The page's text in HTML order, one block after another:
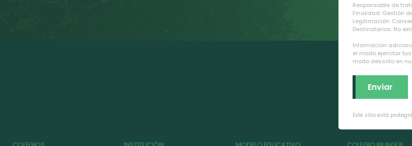
Responsable de
Finalidad: Gestión
Legitimación:
Destinatarios: No
Información
el modo ejercitar
modo descrito en
Este sitio está